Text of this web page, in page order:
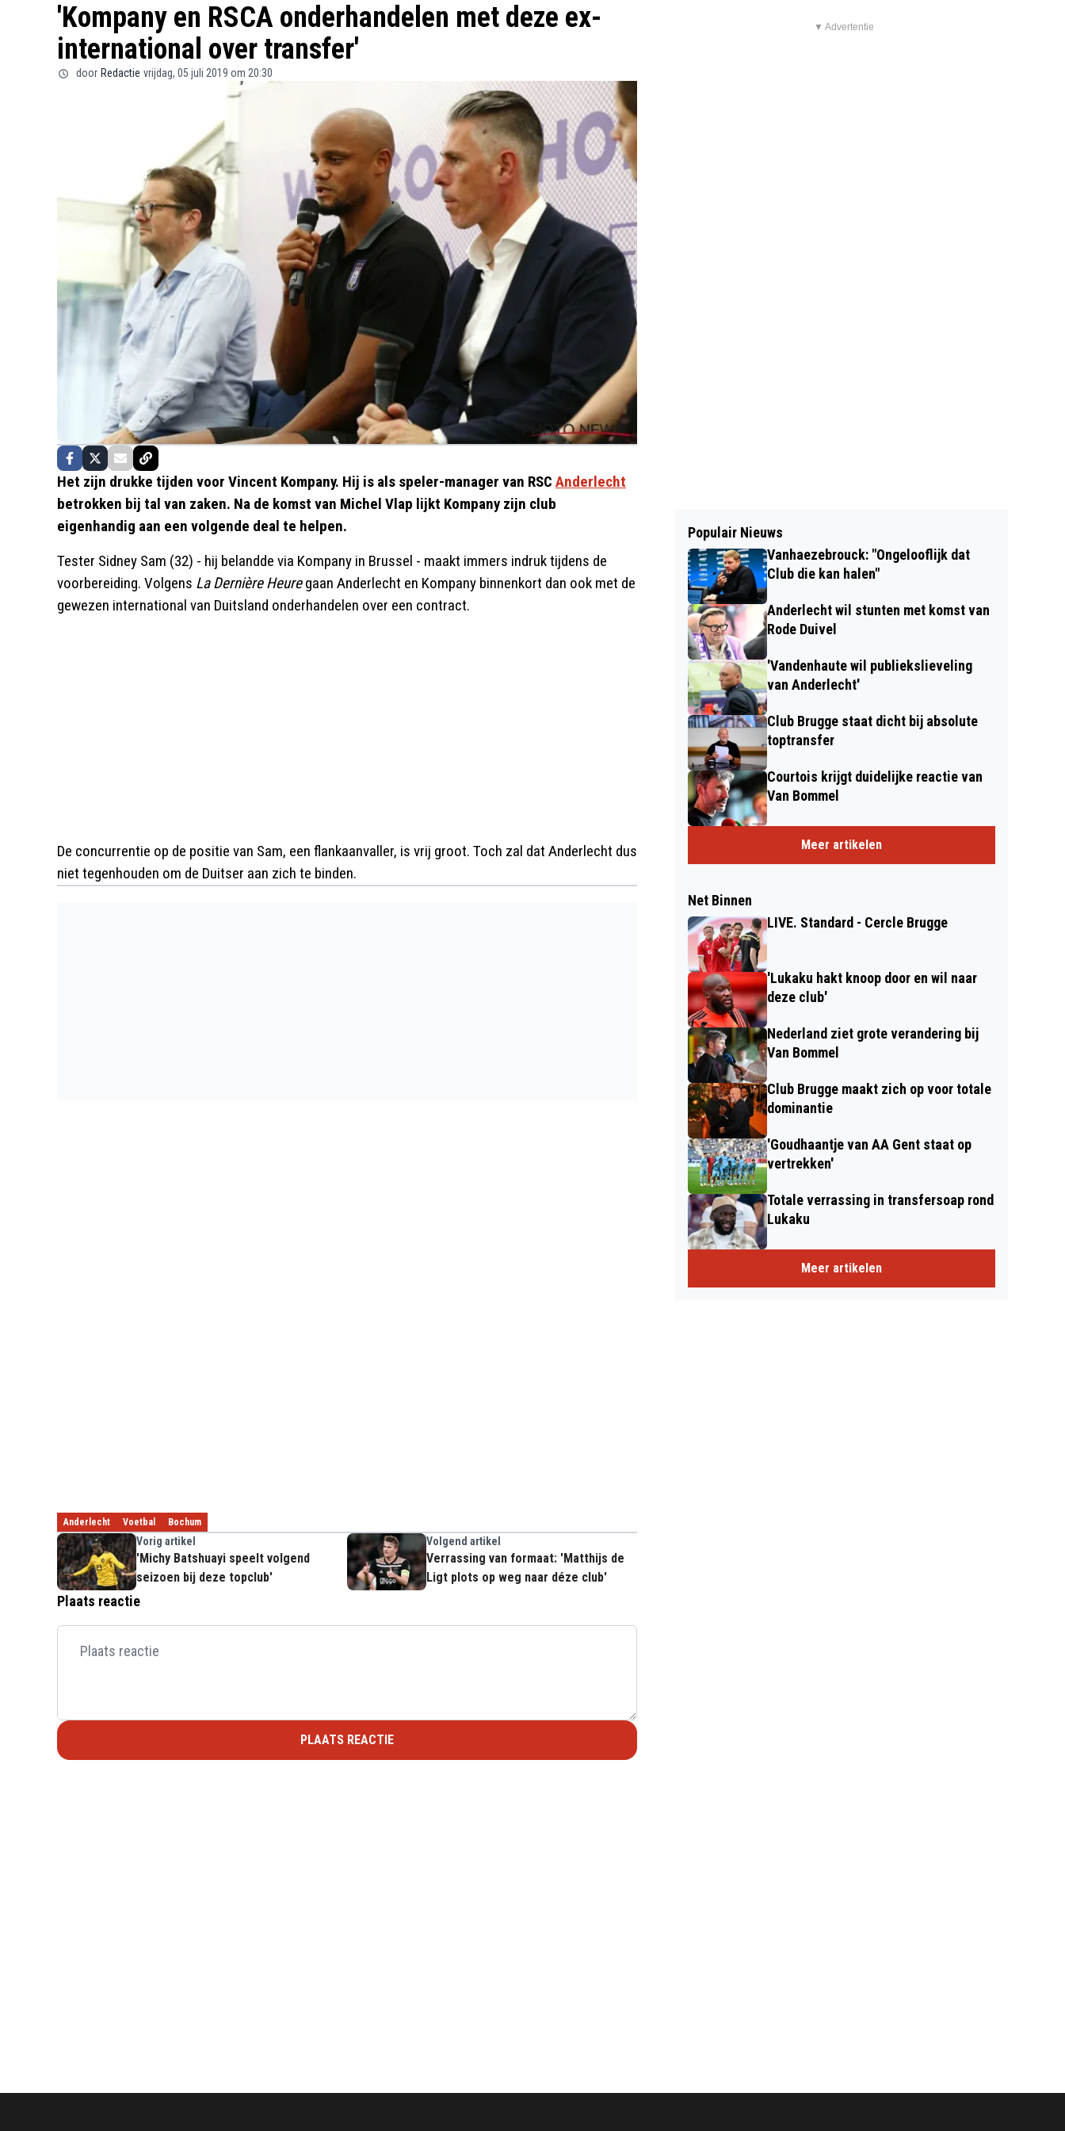
'Kompany en RSCA onderhandelen met deze ex-
international over transfer'
door Redactie vrijdag, 05 juli 2019 om 20:30
Het zijn drukke tijden voor Vincent Kompany. Hij is als speler-manager van RSC Anderlecht
betrokken bij tal van zaken. Na de komst van Michel Vlap lijkt Kompany zijn club
eigenhandig aan een volgende deal te helpen.
Tester Sidney Sam (32) - hij belandde via Kompany in Brussel - maakt immers indruk tijdens de
voorbereiding. Volgens La Dernière Heuregaan Anderlecht en Kompany binnenkort dan ook met de
gewezen international van Duitsland onderhandelen over een contract.
De concurrentie op de positie van Sam, een flankaanvaller, is vrij groot. Toch zal dat Anderlecht dus
niet tegenhouden om de Duitser aan zich te binden.
Anderlecht Voetbal Bochum
Vorig artikel
'Michy Batshuayi speelt volgend
seizoen bij deze topclub'
Volgend artikel
Verrassing van formaat: 'Matthijs de
Ligt plots op weg naar déze club'
Plaats reactie
PLAATS REACTIE
▼ Advertentie
Populair Nieuws
Vanhaezebrouck: "Ongelooflijk dat
Club die kan halen"
Anderlecht wil stunten met komst van
Rode Duivel
'Vandenhaute wil publiekslieveling
van Anderlecht'
Club Brugge staat dicht bij absolute
toptransfer
Courtois krijgt duidelijke reactie van
Van Bommel
Meer artikelen
Net Binnen
LIVE. Standard - Cercle Brugge
'Lukaku hakt knoop door en wil naar
deze club'
Nederland ziet grote verandering bij
Van Bommel
Club Brugge maakt zich op voor totale
dominantie
'Goudhaantje van AA Gent staat op
vertrekken'
Totale verrassing in transfersoap rond
Lukaku
Meer artikelen